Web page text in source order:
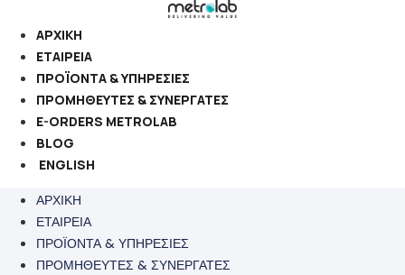
στο
περιεχόμενο
ΑΡΧΙΚΗ
ΕΤΑΙΡΕΙΑ
ΠΡΟΪΟΝΤΑ & ΥΠΗΡΕΣΙΕΣ
ΠΡΟΜΗΘΕΥΤΕΣ & ΣΥΝΕΡΓΑΤΕΣ
E-ORDERS METROLAB
BLOG
ENGLISH
ΑΡΧΙΚΗ
ΕΤΑΙΡΕΙΑ
ΠΡΟΪΟΝΤΑ & ΥΠΗΡΕΣΙΕΣ
ΠΡΟΜΗΘΕΥΤΕΣ & ΣΥΝΕΡΓΑΤΕΣ